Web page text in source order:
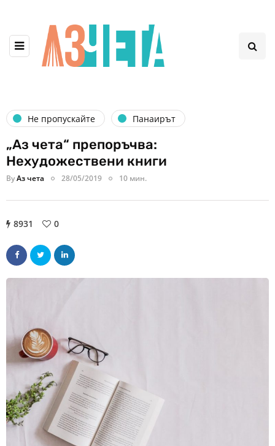
Не пропускайте Панаирът
„Аз чета“ препоръчва:
Нехудожествени книги
ByАз чета 28/05/2019 10 мин.
8931 0